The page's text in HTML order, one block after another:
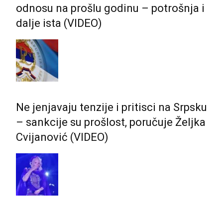
odnosu na prošlu godinu – potrošnja i
dalje ista (VIDEO)
Ne jenjavaju tenzije i pritisci na Srpsku
– sankcije su prošlost, poručuje Željka
Cvijanović (VIDEO)